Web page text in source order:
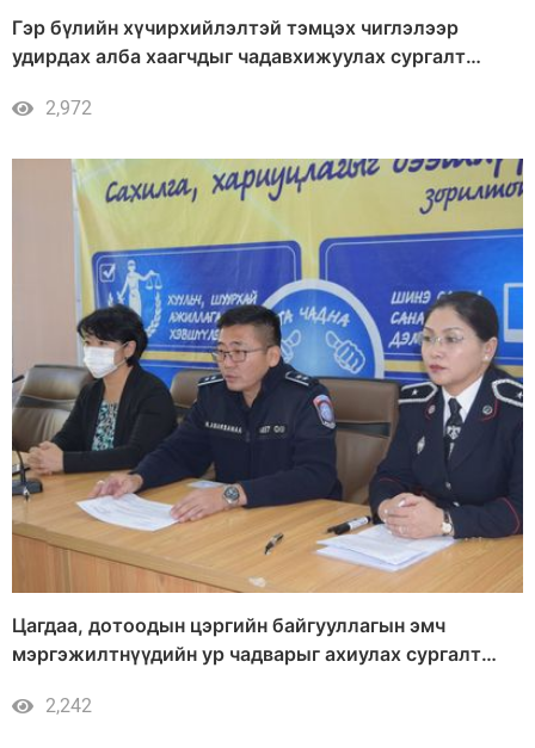
Гэр бүлийн хүчирхийлэлтэй тэмцэх чиглэлээр
удирдах алба хаагчдыг чадавхижуулах сургалт
2,972
Цагдаа, дотоодын цэргийн байгууллагын эмч
мэргэжилтнүүдийн ур чадварыг ахиулах сургалт
2,242